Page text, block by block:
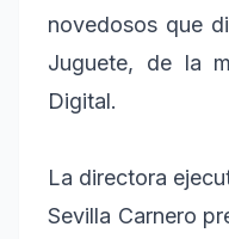
novedosos que
Juguete, de la
Digital.
La directora
Sevilla Carnero